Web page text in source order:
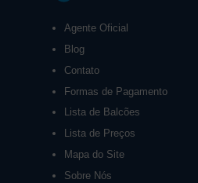
Agente Oficial
Blog
Contato
Formas de Pagamento
Lista de Balcões
Lista de Preços
Mapa do Site
Sobre Nós